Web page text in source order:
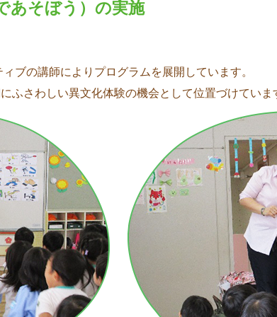
あそぼう）の実施
ブの講師によりプログラムを展開しています。
ふさわしい異文化体験の機会として位置づけていま